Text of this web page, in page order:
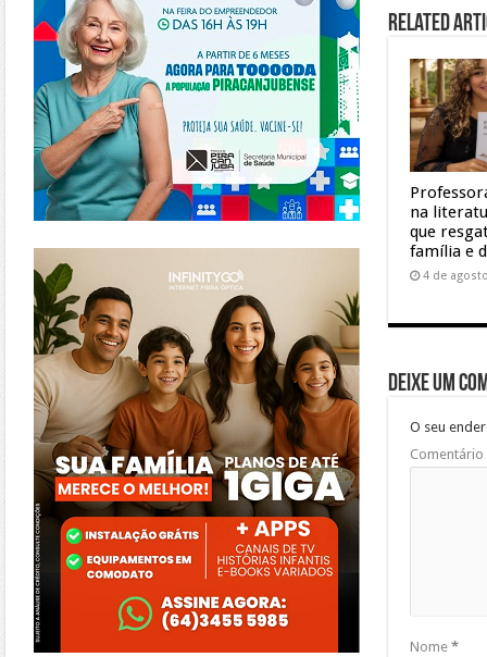
Related
na
que
família e
4 de
Deixe um
O seu
Comentário
Nome *
https://www.infinitygo.com.br/